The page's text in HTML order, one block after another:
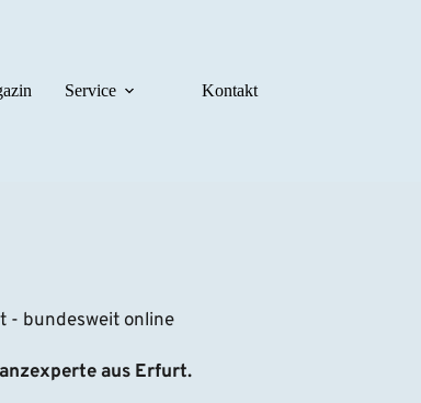
Service Kontakt
- bundesweit online
aus Erfurt.